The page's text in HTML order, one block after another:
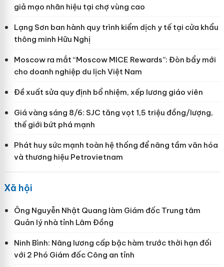
giả mạo nhãn hiệu tại chợ vùng cao
Lạng Sơn ban hành quy trình kiểm dịch y tế tại cửa khẩu
thông minh Hữu Nghị
Moscow ra mắt “Moscow MICE Rewards”: Đòn bẩy mới
cho doanh nghiệp du lịch Việt Nam
Đề xuất sửa quy định bổ nhiệm, xếp lương giáo viên
Giá vàng sáng 8/6: SJC tăng vọt 1,5 triệu đồng/lượng,
thế giới bứt phá mạnh
Phát huy sức mạnh toàn hệ thống để nâng tầm văn hóa
và thương hiệu Petrovietnam
Xã hội
Ông Nguyễn Nhật Quang làm Giám đốc Trung tâm
Quản lý nhà tỉnh Lâm Đồng
Ninh Bình: Nâng lương cấp bậc hàm trước thời hạn đối
với 2 Phó Giám đốc Công an tỉnh